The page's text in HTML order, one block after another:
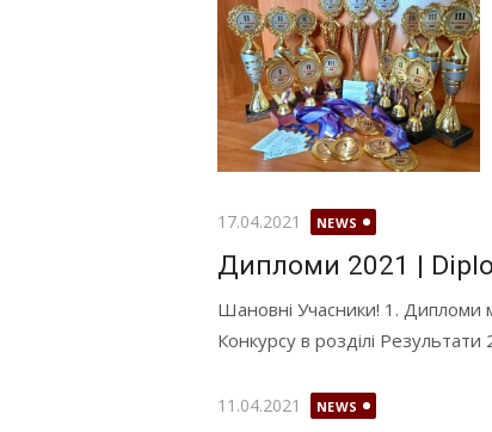
Оприлюднено
17.04.2021 NEWS
Дипломи 2021 |
Шановні Учасники! 1. Дипломи
Конкурсу в розділі
Оприлюднено
11.04.2021 NEWS